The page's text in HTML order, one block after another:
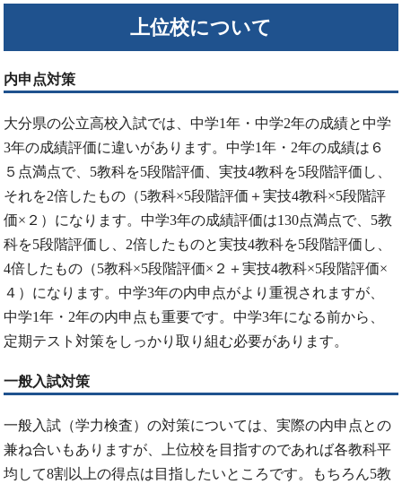
上位校について
内申点対策
大分県の公立高校入試では、中学1年・中学2年の成績と中学
3年の成績評価に違いがあります。中学1年・2年の成績は６
５点満点で、5教科を5段階評価、実技4教科を5段階評価し、
それを2倍したもの（5教科×5段階評価＋実技4教科×5段階評
価×２）になります。中学3年の成績評価は130点満点で、5教
科を5段階評価し、2倍したものと実技4教科を5段階評価し、
4倍したもの（5教科×5段階評価×２＋実技4教科×5段階評価×
４）になります。中学3年の内申点がより重視されますが、
中学1年・2年の内申点も重要です。中学3年になる前から、
定期テスト対策をしっかり取り組む必要があります。
一般入試対策
一般入試（学力検査）の対策については、実際の内申点との
兼ね合いもありますが、上位校を目指すのであれば各教科平
均して8割以上の得点は目指したいところです。もちろん5教